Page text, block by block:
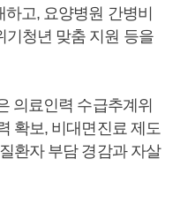
고, 요양병원 간병비
기청년 맞춤 지원 등을
의료인력 수급추계위
확보, 비대면진료 제도
환자 부담 경감과 자살